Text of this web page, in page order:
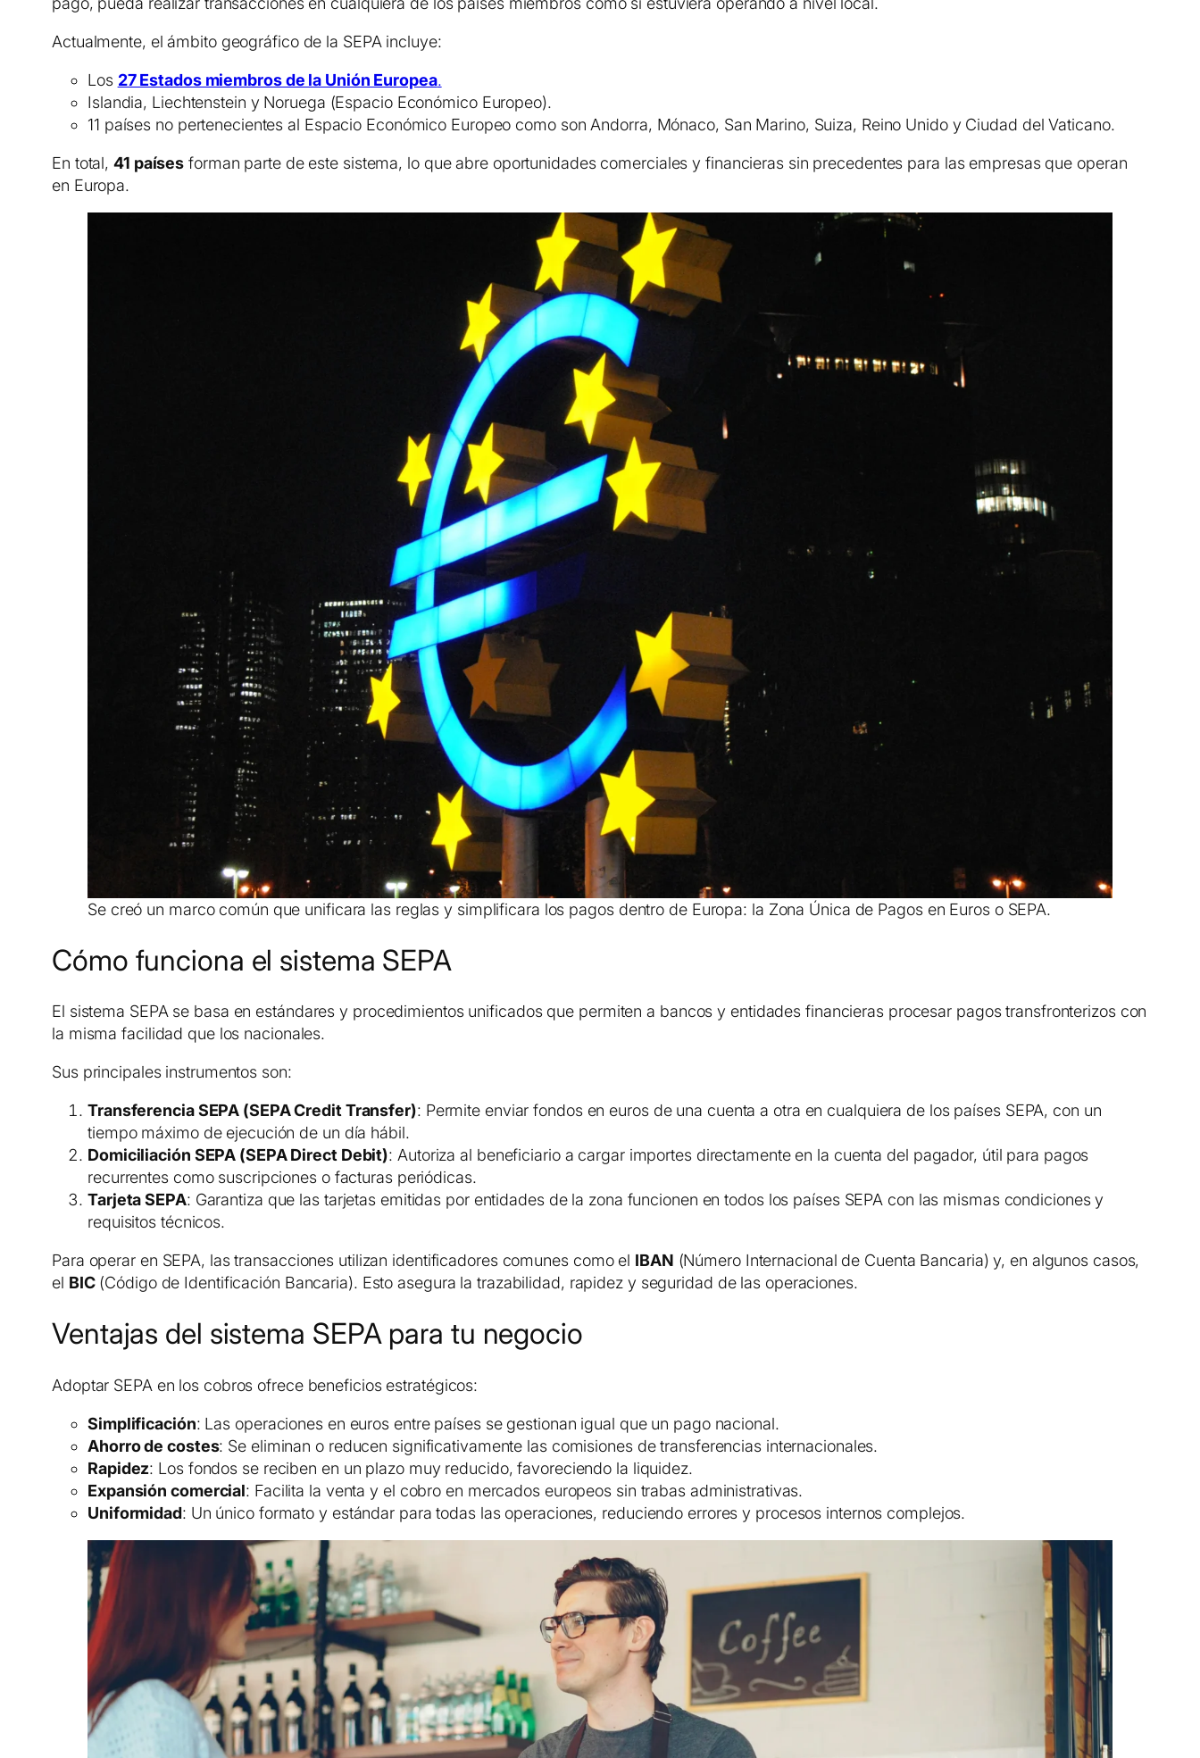
Actualmente, el ámbito geográfico de la SEPA incluye:
Los 27 Estados miembros de la Unión Europea.
Islandia, Liechtenstein y Noruega (Espacio Económico Europeo).
11 países no pertenecientes al Espacio Económico Europeo como son Andorra, Mónaco, San Marino, Suiza, Reino Unido y Ciudad del Vaticano.
En total, 41 países forman parte de este sistema, lo que abre oportunidades comerciales y financieras sin precedentes para las empresas que operan
en Europa.
Se creó un marco común que unificara las reglas y simplificara los pagos dentro de Europa: la Zona Única de Pagos en Euros o SEPA.
Cómo funciona el sistema SEPA
El sistema SEPA se basa en estándares y procedimientos unificados que permiten a bancos y entidades financieras procesar pagos transfronterizos con
la misma facilidad que los nacionales.
Sus principales instrumentos son:
Transferencia SEPA (SEPA Credit Transfer): Permite enviar fondos en euros de una cuenta a otra en cualquiera de los países SEPA, con un
tiempo máximo de ejecución de un día hábil.
Domiciliación SEPA (SEPA Direct Debit): Autoriza al beneficiario a cargar importes directamente en la cuenta del pagador, útil para pagos
recurrentes como suscripciones o facturas periódicas.
Tarjeta SEPA: Garantiza que las tarjetas emitidas por entidades de la zona funcionen en todos los países SEPA con las mismas condiciones y
requisitos técnicos.
Para operar en SEPA, las transacciones utilizan identificadores comunes como el IBAN (Número Internacional de Cuenta Bancaria) y, en algunos casos,
el BIC(Código de Identificación Bancaria). Esto asegura la trazabilidad, rapidez y seguridad de las operaciones.
Ventajas del sistema SEPA para tu negocio
Adoptar SEPA en los cobros ofrece beneficios estratégicos:
Simplificación: Las operaciones en euros entre países se gestionan igual que un pago nacional.
Ahorro de costes: Se eliminan o reducen significativamente las comisiones de transferencias internacionales.
Rapidez: Los fondos se reciben en un plazo muy reducido, favoreciendo la liquidez.
Expansión comercial: Facilita la venta y el cobro en mercados europeos sin trabas administrativas.
Uniformidad: Un único formato y estándar para todas las operaciones, reduciendo errores y procesos internos complejos.